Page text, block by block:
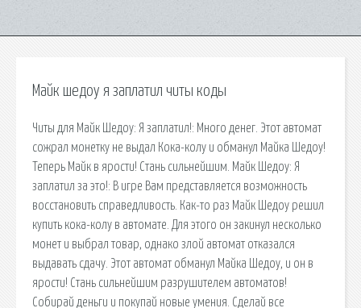
Майк шедоу я заплатил читы коды
Читы для Майк Шедоу: Я заплатил!: Много денег. Этот автомат
сожрал монетку не выдал Кока-колу и обманул Майка Шедоу!
Теперь Майк в ярости! Стань сильнейшим. Майк Шедоу: Я
заплатил за это!: В игре Вам представляется возможность
восстановить справедливость. Как-то раз Майк Шедоу решил
купить кока-колу в автомате. Для этого он закинул несколько
монет и выбрал товар, однако злой автомат отказался
выдавать сдачу. Этот автомат обманул Майка Шедоу, и он в
ярости! Стань сильнейшим разрушителем автоматов!
Собирай деньги и покупай новые умения. Сделай все